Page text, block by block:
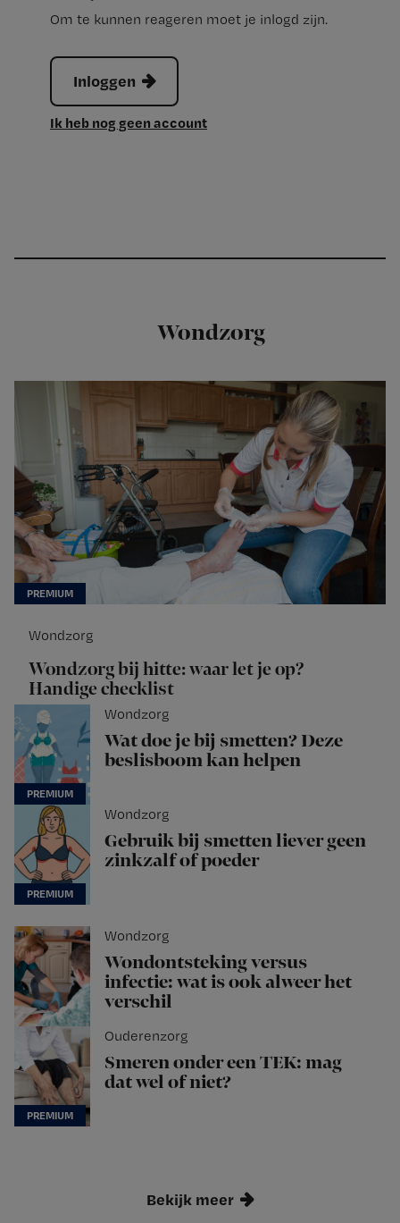
Om te kunnen reageren moet je inlogd zijn.
Inloggen
Ik heb nog geen account
Wondzorg
Wondzorg
Wondzorg bij hitte: waar let je op?
Handige checklist
Wondzorg
Wat doe je bij smetten? Deze
beslisboom kan helpen
Wondzorg
Gebruik bij smetten liever geen
zinkzalf of poeder
Wondzorg
Wondontsteking versus
infectie: wat is ook alweer het
verschil
Ouderenzorg
Smeren onder een TEK: mag
dat wel of niet?
Bekijk meer